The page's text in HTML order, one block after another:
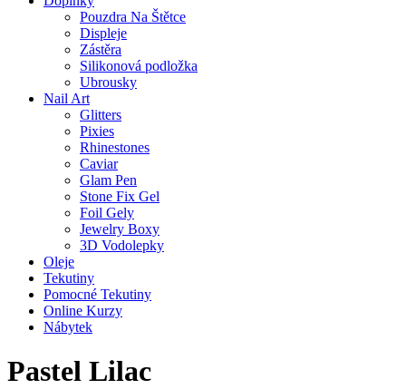
Pouzdra Na Štětce
Displeje
Zástěra
Silikonová podložka
Ubrousky
Nail Art
Glitters
Pixies
Rhinestones
Caviar
Glam Pen
Stone Fix Gel
Foil Gely
Jewelry Boxy
3D Vodolepky
Oleje
Tekutiny
Pomocné Tekutiny
Online Kurzy
Nábytek
Pastel Lilac